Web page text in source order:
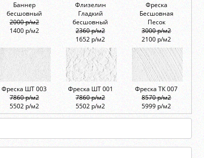
Баннер
бесшовный
2000 р/м2
1400 р/м2
Флизелин
Гладкий
бесшовный
2360 р/м2
1652 р/м2
Фреска
Бесшовная
Песок
3000 р/м2
2100 р/м2
Фреска ШТ 003
7860 р/м2
5502 р/м2
Фреска ШТ 001
7860 р/м2
5502 р/м2
Фреска ТК 007
8570 р/м2
5999 р/м2